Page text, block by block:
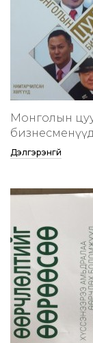
Монголын
Дэлгэрэнгүй